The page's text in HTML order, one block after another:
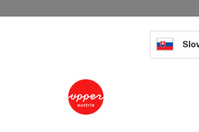
will see clearly to take out the speck that is
for litigating against him, while at
owner of this house took revenge by
will see clearly to take out the speck that is